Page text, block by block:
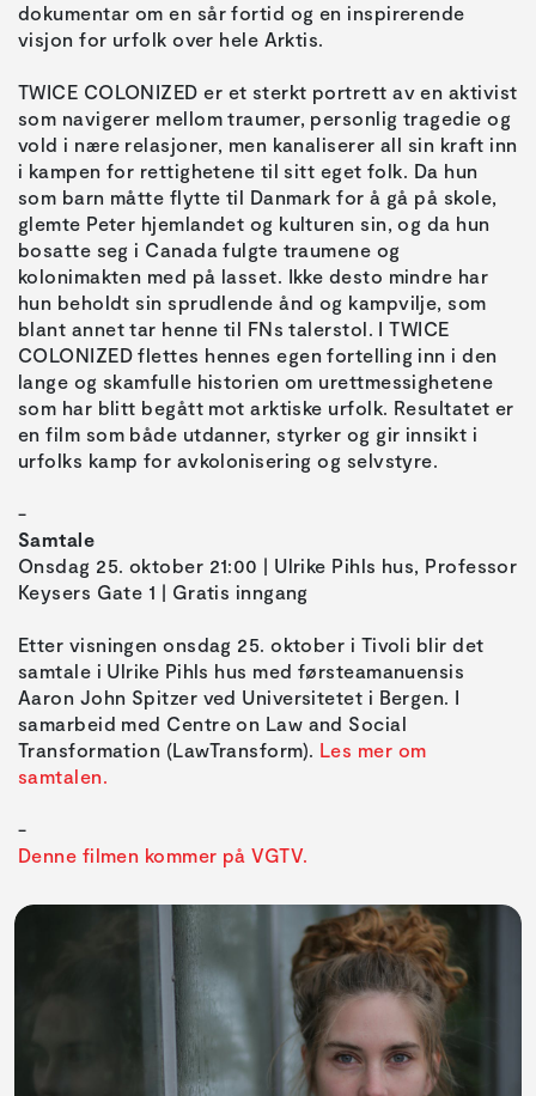
dokumentar om en sår fortid og en inspirerende
visjon for urfolk over hele Arktis.
TWICE COLONIZED er et sterkt portrett av en aktivist
som navigerer mellom traumer, personlig tragedie og
vold i nære relasjoner, men kanaliserer all sin kraft inn
i kampen for rettighetene til sitt eget folk. Da hun
som barn måtte flytte til Danmark for å gå på skole,
glemte Peter hjemlandet og kulturen sin, og da hun
bosatte seg i Canada fulgte traumene og
kolonimakten med på lasset. Ikke desto mindre har
hun beholdt sin sprudlende ånd og kampvilje, som
blant annet tar henne til FNs talerstol. I TWICE
COLONIZED flettes hennes egen fortelling inn i den
lange og skamfulle historien om urettmessighetene
som har blitt begått mot arktiske urfolk. Resultatet er
en film som både utdanner, styrker og gir innsikt i
urfolks kamp for avkolonisering og selvstyre.
Samtale
Onsdag 25. oktober 21:00 | Ulrike Pihls hus, Professor
Keysers Gate 1 | Gratis inngang
Etter visningen onsdag 25. oktober i Tivoli blir det
samtale i Ulrike Pihls hus med førsteamanuensis
Aaron John Spitzer ved Universitetet i Bergen. I
samarbeid med Centre on Law and Social
Transformation (LawTransform). Les mer om
samtalen.
Denne filmen kommer på VGTV.